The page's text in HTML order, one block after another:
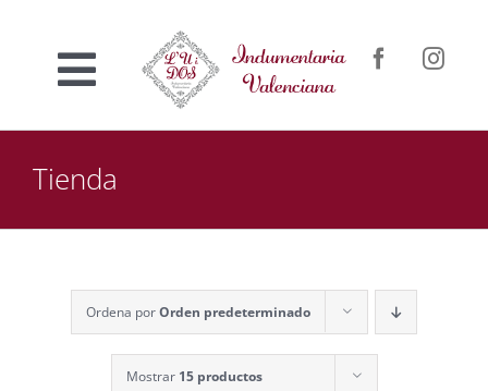
contenidoToggle
Navigation
Confección a medida
Tienda
Ordena porOrden predeterminado
Mostrar 15 productos